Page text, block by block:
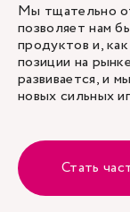
Мы тщательно
позволяет нам
продуктов и,
позиции на
развивается, и
новых сильных
Стать